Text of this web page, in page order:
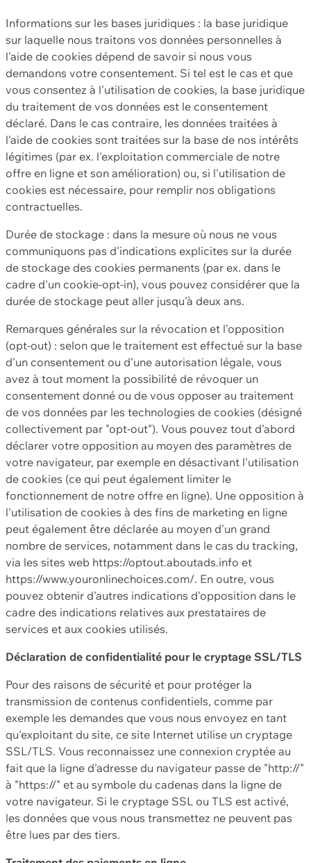
Informations sur les bases juridiques : la base juridique
sur laquelle nous traitons vos données personnelles à
l'aide de cookies dépend de savoir si nous vous
demandons votre consentement. Si tel est le cas et que
vous consentez à l'utilisation de cookies, la base juridique
du traitement de vos données est le consentement
déclaré. Dans le cas contraire, les données traitées à
l'aide de cookies sont traitées sur la base de nos intérêts
légitimes (par ex. l'exploitation commerciale de notre
offre en ligne et son amélioration) ou, si l'utilisation de
cookies est nécessaire, pour remplir nos obligations
contractuelles.
Durée de stockage : dans la mesure où nous ne vous
communiquons pas d'indications explicites sur la durée
de stockage des cookies permanents (par ex. dans le
cadre d'un cookie-opt-in), vous pouvez considérer que la
durée de stockage peut aller jusqu'à deux ans.
Remarques générales sur la révocation et l'opposition
(opt-out) : selon que le traitement est effectué sur la base
d'un consentement ou d'une autorisation légale, vous
avez à tout moment la possibilité de révoquer un
consentement donné ou de vous opposer au traitement
de vos données par les technologies de cookies (désigné
collectivement par "opt-out"). Vous pouvez tout d'abord
déclarer votre opposition au moyen des paramètres de
votre navigateur, par exemple en désactivant l'utilisation
de cookies (ce qui peut également limiter le
fonctionnement de notre offre en ligne). Une opposition à
l'utilisation de cookies à des fins de marketing en ligne
peut également être déclarée au moyen d'un grand
nombre de services, notamment dans le cas du tracking,
via les sites web https://optout.aboutads.info et
https://www.youronlinechoices.com/. En outre, vous
pouvez obtenir d'autres indications d'opposition dans le
cadre des indications relatives aux prestataires de
services et aux cookies utilisés.
Déclaration de confidentialité pour le cryptage SSL/TLS
Pour des raisons de sécurité et pour protéger la
transmission de contenus confidentiels, comme par
exemple les demandes que vous nous envoyez en tant
qu'exploitant du site, ce site Internet utilise un cryptage
SSL/TLS. Vous reconnaissez une connexion cryptée au
fait que la ligne d'adresse du navigateur passe de "http://"
à "https://" et au symbole du cadenas dans la ligne de
votre navigateur. Si le cryptage SSL ou TLS est activé,
les données que vous nous transmettez ne peuvent pas
être lues par des tiers.